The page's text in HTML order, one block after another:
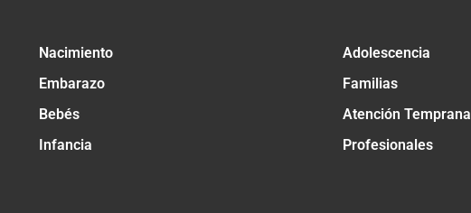
Nacimiento
Embarazo
Bebés
Infancia
Adolescencia
Familias
Atención Temprana
Profesionales